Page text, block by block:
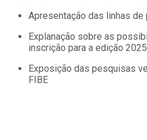
Apresentação das linhas de
Explanação sobre as
inscrição para a edição
Exposição das pesquisas
FIBE